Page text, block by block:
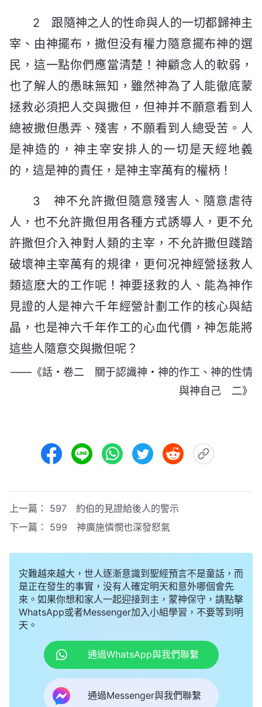
2 跟隨神之人的性命與人的一切都歸神主
宰、由神擺布，撒但没有權力隨意擺布神的選
民，這一點你們應當清楚！神顧念人的軟弱，
也了解人的愚昧無知，雖然神為了人能徹底蒙
拯救必須把人交與撒但，但神并不願意看到人
總被撒但愚弄、殘害，不願看到人總受苦。人
是神造的，神主宰安排人的一切是天經地義
的，這是神的責任，是神主宰萬有的權柄！
3 神不允許撒但隨意殘害人、隨意虐待
人，也不允許撒但用各種方式誘導人，更不允
許撒但介入神對人類的主宰，不允許撒但踐踏
破壞神主宰萬有的規律，更何况神經營拯救人
類這麽大的工作呢！神要拯救的人、能為神作
見證的人是神六千年經營計劃工作的核心與結
晶，也是神六千年作工的心血代價，神怎能將
這些人隨意交與撒但呢？
——《話・卷二 關于認識神・神的作工、神的性情
與神自己 二》
上一篇： 597 約伯的見證給後人的警示
下一篇： 599 神廣施憐憫也深發怒氣
灾難越來越大，世人逐漸意識到聖經預言不是童話，而
是正在發生的事實，没有人確定明天和意外哪個會先
來。如果你想和家人一起迎接到主，蒙神保守，請點擊
WhatsApp或者Messenger加入小組學習，不要等到明
天。
通過WhatsApp與我們聯繫
通過Messenger與我們聯繫